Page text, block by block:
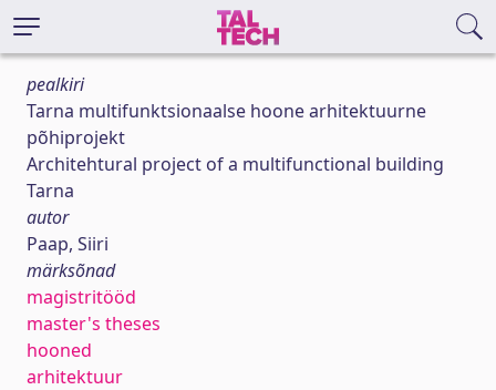
pealkiri
Tarna multifunktsionaalse hoone arhitektuurne
põhiprojekt
Architehtural project of a multifunctional building
Tarna
autor
Paap, Siiri
märksõnad
magistritööd
master's theses
hooned
arhitektuur